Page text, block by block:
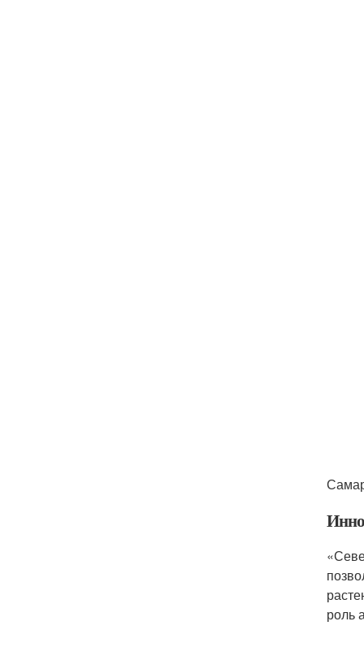
роль